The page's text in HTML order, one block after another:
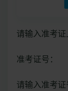
请输入准考
准考证号：
请输入准考证